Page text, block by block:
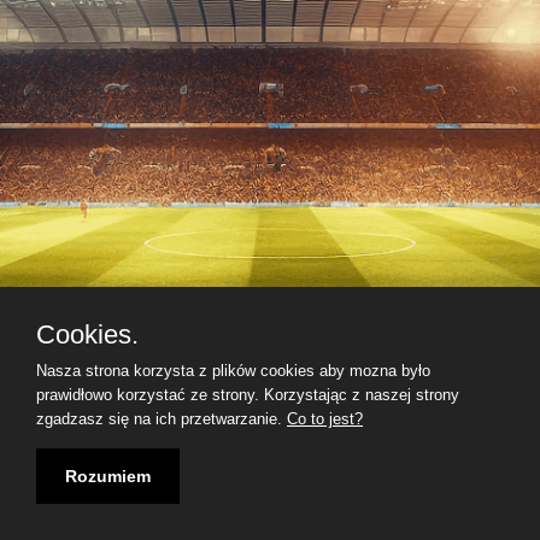
Cookies.
Nasza strona korzysta z plików cookies aby mozna było
prawidłowo korzystać ze strony. Korzystając z naszej strony
zgadzasz się na ich przetwarzanie. Co to jest?
Rozumiem